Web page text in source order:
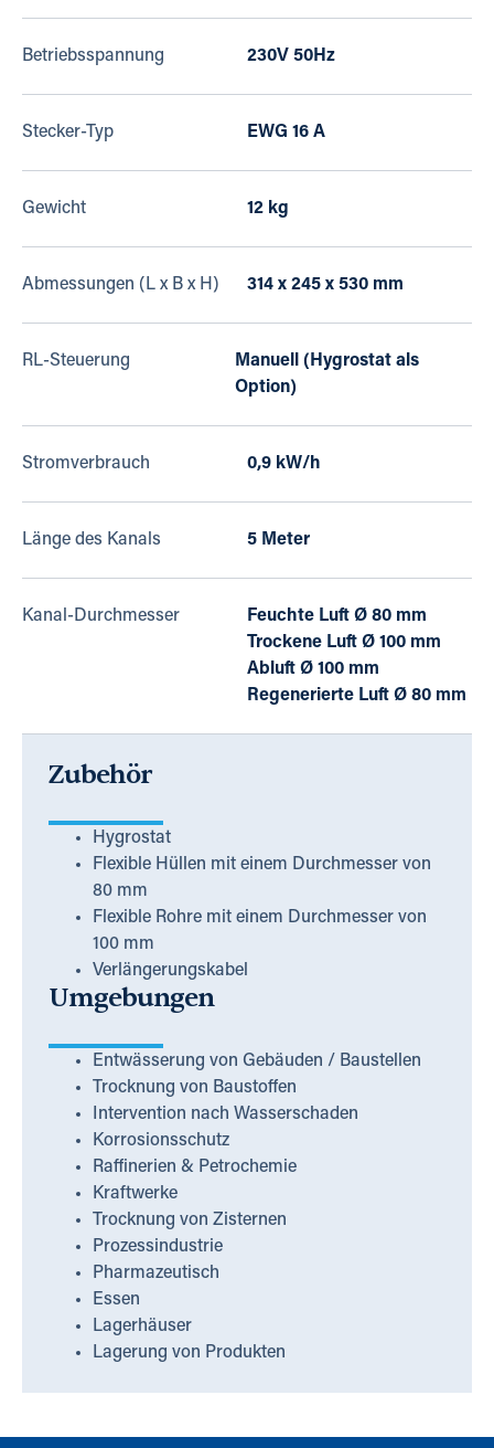
Betriebsspannung 230V 50Hz
Stecker-Typ EWG 16 A
Gewicht 12 kg
Abmessungen (L x B x H) 314 x 245 x 530 mm
RL-Steuerung
Manuell (Hygrostat als
Option)
Stromverbrauch 0,9 kW/h
Länge des Kanals 5 Meter
Kanal-Durchmesser
Feuchte Luft Ø 80 mm
Trockene Luft Ø 100 mm
Abluft Ø 100 mm
Regenerierte Luft Ø 80 mm
Zubehör
Hygrostat
Flexible Hüllen mit einem Durchmesser von
80 mm
Flexible Rohre mit einem Durchmesser von
100 mm
Verlängerungskabel
Umgebungen
Entwässerung von Gebäuden / Baustellen
Trocknung von Baustoffen
Intervention nach Wasserschaden
Korrosionsschutz
Raffinerien & Petrochemie
Kraftwerke
Trocknung von Zisternen
Prozessindustrie
Pharmazeutisch
Essen
Lagerhäuser
Lagerung von Produkten